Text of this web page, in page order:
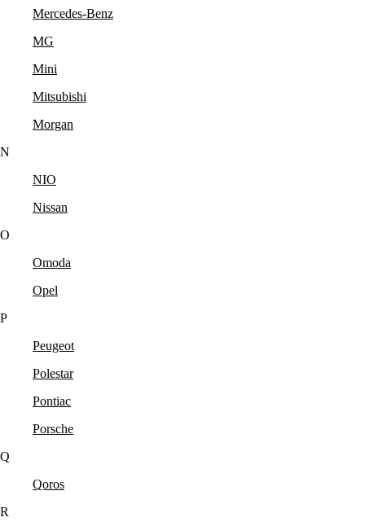
Mercedes-Benz
MG
Mini
Mitsubishi
Morgan
N
NIO
Nissan
O
Omoda
Opel
P
Peugeot
Polestar
Pontiac
Porsche
Q
Qoros
R